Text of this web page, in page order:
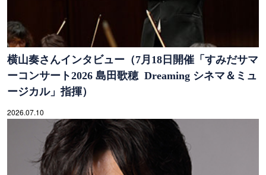
横山奏さんインタビュー（7月18日開催「すみだサマ
ーコンサート2026 島田歌穂 Dreaming シネマ＆ミュ
ージカル」指揮）
2026.07.10